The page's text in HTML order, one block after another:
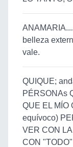
belleza
vale.
QUIQUE;
PÉRSONAs
QUE EL MÍO
equívoco)
VER CON
CON